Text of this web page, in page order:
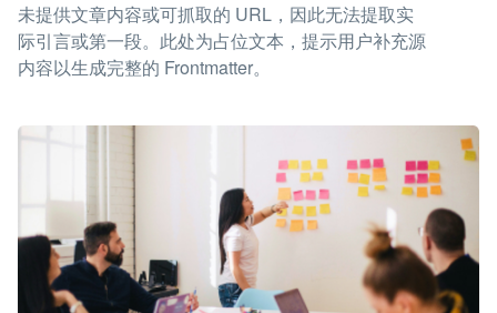
未提供文章内容或可抓取的 URL，因此无法提取实
际引言或第一段。此处为占位文本，提示用户补充源
内容以生成完整的 Frontmatter。